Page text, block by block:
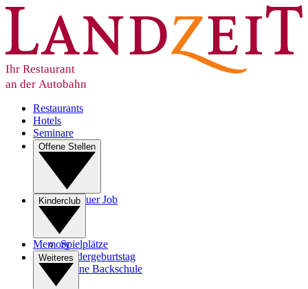
Ihr Restaurant
an der Autobahn
Restaurants
Hotels
Seminare
Offene Stellen
Ihr neuer Job
Lehre
Kinderclub
Spielplätze
Kindergeburtstag
Kleine Backschule
Memory
Weiteres